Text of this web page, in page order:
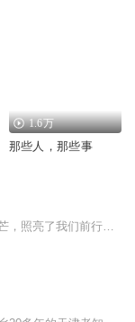
1.6万
那些人，那些事